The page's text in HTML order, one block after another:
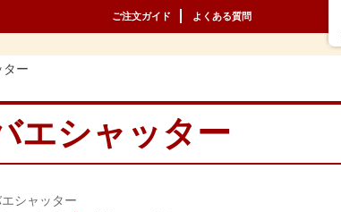
ご注文ガイド よくある質問
ター
エシャッター
エシャッター